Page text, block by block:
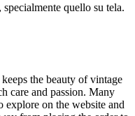
quello su tela.
the beauty of vintage
care and passion. Many
explore on the website and